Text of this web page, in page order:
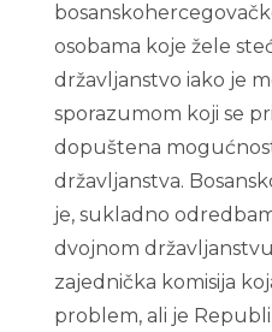
osobama koje žele
državljanstvo iako je
sporazumom koji se
dopuštena
državljanstva.
je, sukladno
dvojnom
zajednička komisija
problem, ali je